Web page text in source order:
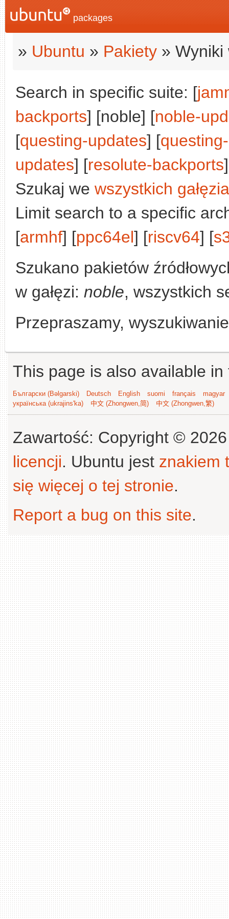
packages
» Ubuntu » Pakiety » Wyniki
Search in specific suite: [
backports] [noble] [noble-
[questing-updates] [
updates] [resolute-backports
Szukaj we wszystkich
Limit search to a specific
[armhf] [ppc64el] [riscv64] [
Szukano pakietów
w gałęzi: noble, wszystkich
Przepraszamy,
This page is also available
Български (Bəlgarski) Deutsch English suomi français
magyar
українська (ukrajins'ka)
中文 (Zhongwen,简) 中文 (Zhongwen,繁)
Zawartość: Copyright ©
licencji. Ubuntu jest znakiem
się więcej o tej stronie.
Report a bug on this site.